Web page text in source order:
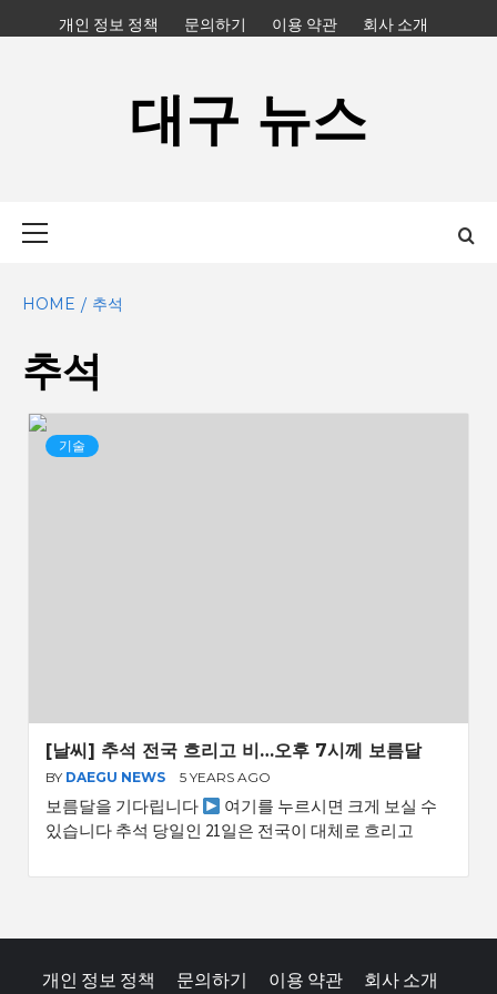
to
개인 정보 정책 문의하기 이용 약관 회사 소개
대구 뉴스
HOME 추석
추석
기술
[날씨] 추석 전국 흐리고 비…오후 7시께 보름달
BY DAEGU NEWS 5 YEARS AGO
보름달을 기다립니다
여기를 누르시면 크게 보실 수
있습니다 추석 당일인 21일은 전국이 대체로 흐리고
개인 정보 정책 문의하기 이용 약관 회사 소개